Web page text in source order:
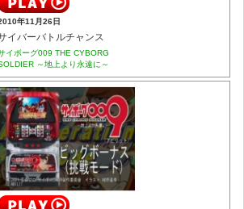
年11月26日
イバーバトルチャンス
イボーグ009 THE CYBORG
～地上より永遠に～